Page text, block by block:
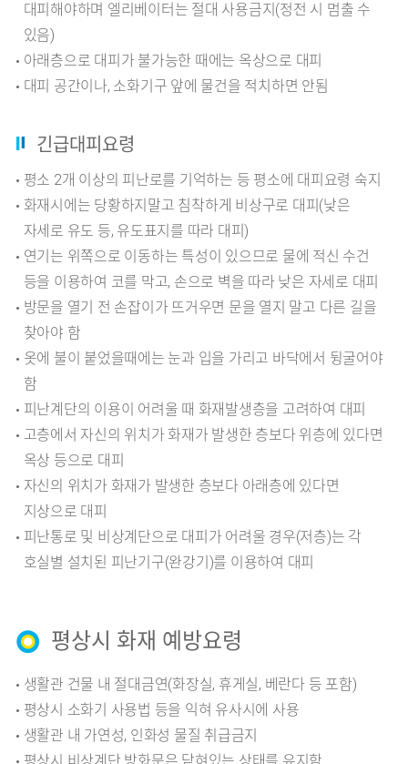
대피해야하며 엘리베이터는 절대 사용금지(정전 시 멈출 수
있음)
아래층으로 대피가 불가능한 때에는 옥상으로 대피
대피 공간이나, 소화기구 앞에 물건을 적치하면 안됨
긴급대피요령
평소 2개 이상의 피난로를 기억하는 등 평소에 대피요령 숙지
화재시에는 당황하지말고 침착하게 비상구로 대피(낮은
자세로 유도 등, 유도표지를 따라 대피)
연기는 위쪽으로 이동하는 특성이 있으므로 물에 적신 수건
등을 이용하여 코를 막고, 손으로 벽을 따라 낮은 자세로 대피
방문을 열기 전 손잡이가 뜨거우면 문을 열지 말고 다른 길을
찾아야 함
옷에 불이 붙었을때에는 눈과 입을 가리고 바닥에서 뒹굴어야
함
피난계단의 이용이 어려울 때 화재발생층을 고려하여 대피
고층에서 자신의 위치가 화재가 발생한 층보다 위층에 있다면
옥상 등으로 대피
자신의 위치가 화재가 발생한 층보다 아래층에 있다면
지상으로 대피
피난통로 및 비상계단으로 대피가 어려울 경우(저층)는 각
호실별 설치된 피난기구(완강기)를 이용하여 대피
평상시 화재 예방요령
생활관 건물 내 절대금연(화장실, 휴게실, 베란다 등 포함)
평상시 소화기 사용법 등을 익혀 유사시에 사용
생활관 내 가연성, 인화성 물질 취급금지